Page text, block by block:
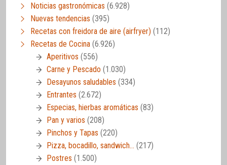
Noticias gastronómicas (6.928)
Nuevas tendencias (395)
Recetas con freidora de aire (airfryer) (112)
Recetas de Cocina (6.926)
Aperitivos (556)
Carne y Pescado (1.030)
Desayunos saludables (334)
Entrantes (2.672)
Especias, hierbas aromáticas (83)
Pan y varios (208)
Pinchos y Tapas (220)
Pizza, bocadillo, sandwich… (217)
Postres (1.500)